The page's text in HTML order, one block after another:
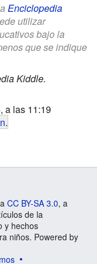
Enciclopedia
utilizar
bajo la
que se indique
Kiddle.
a las 11:19
.
CC BY-SA 3.0, a
de la
y hechos
niños. Powered by